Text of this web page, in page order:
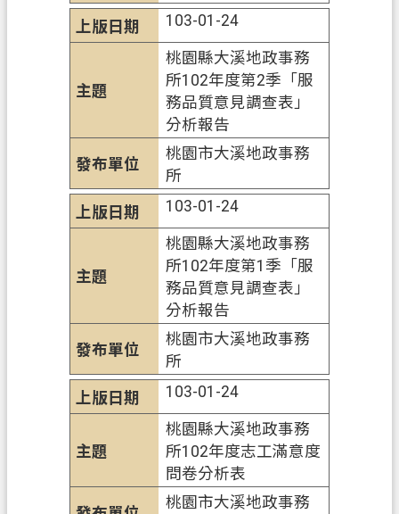
103-01-24
桃園縣大溪地政事務
所102年度第2季「服
務品質意見調查表」
分析報告
桃園市大溪地政事務
所
103-01-24
桃園縣大溪地政事務
所102年度第1季「服
務品質意見調查表」
分析報告
桃園市大溪地政事務
所
103-01-24
桃園縣大溪地政事務
所102年度志工滿意度
問卷分析表
桃園市大溪地政事務